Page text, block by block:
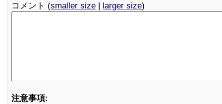
コメント (smaller size | larger size)
注意事項: